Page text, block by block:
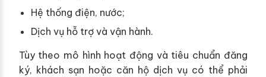
Hệ thống điện, nước;
Dịch vụ hỗ trợ và vận hành.
Tùy theo mô hình hoạt động và tiêu chuẩn đăng
ký, khách sạn hoặc căn hộ dịch vụ có thể phải